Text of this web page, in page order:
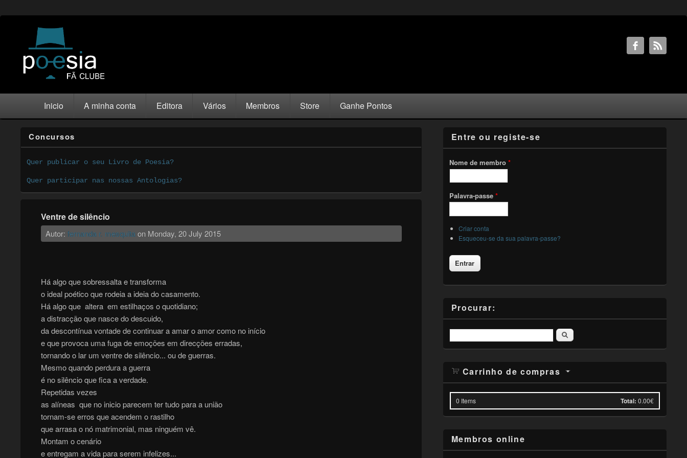
Inicio A minha conta Editora Vários Membros Store Ganhe Pontos
Concursos
Quer publicar o seu Livro de Poesia?
Quer participar nas nossas Antologias?
Ventre de silêncio
Autor: fernanda r. mesquitaon Monday, 20 July 2015
Há algo que sobressalta e transforma
o ideal poético que rodeia a ideia do casamento.
Há algo que altera em estilhaços o quotidiano;
a distracção que nasce do descuido,
da descontínua vontade de continuar a amar o amor como no início
e que provoca uma fuga de emoções em direcções erradas,
tornando o lar um ventre de silêncio... ou de guerras.
Mesmo quando perdura a guerra
é no silêncio que fica a verdade.
Repetidas vezes
as alíneas que no inicio parecem ter tudo para a união
tornam-se erros que acendem o rastilho
que arrasa o nó matrimonial, mas ninguém vê.
Montam o cenário
e entregam a vida para serem infelizes...
Entre ou registe-se
Nome de membro *
Palavra-passe *
Criar conta
Esqueceu-se da sua palavra-passe?
Procurar:
Pesquisar
Carrinho de compras
0 Items Total: 0.00€
Membros online